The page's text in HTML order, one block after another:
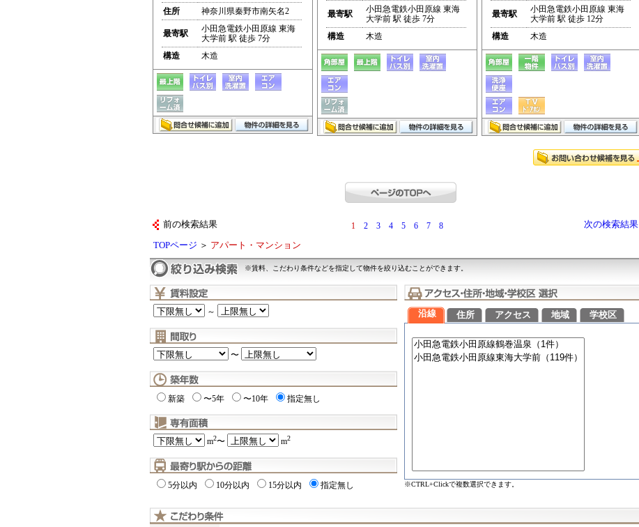
住所
神奈川県秦野市南矢名2
最寄駅
小田急電鉄小田原線 東海
大学前 駅 徒歩 7分
構造
木造
最寄駅
小田急電鉄小田原線 東海
大学前 駅 徒歩 7分
構造
木造
最寄駅
小田急電鉄小田原線 東海
大学前 駅 徒歩 12分
構造
木造
前の検索結果 1 2 3 4 5 6 7 8 次の検索結果
TOPページ ＞ アパート・マンション
※賃料、こだわり条件などを指定して物件を絞り込むことができます。
～
〜
新築 〜5年 〜10年 指定無し
m2〜 m2
5分以内 10分以内 15分以内 指定無し
沿線 住所 アクセス 地域 学校区
※CTRL+Clickで複数選択できます。